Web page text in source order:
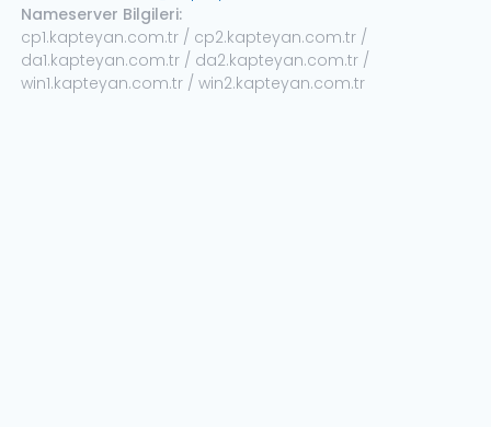
Nameserver Bilgileri:
cp1.kapteyan.com.tr / cp2.kapteyan.com.tr /
da1.kapteyan.com.tr / da2.kapteyan.com.tr /
win1.kapteyan.com.tr / win2.kapteyan.com.tr